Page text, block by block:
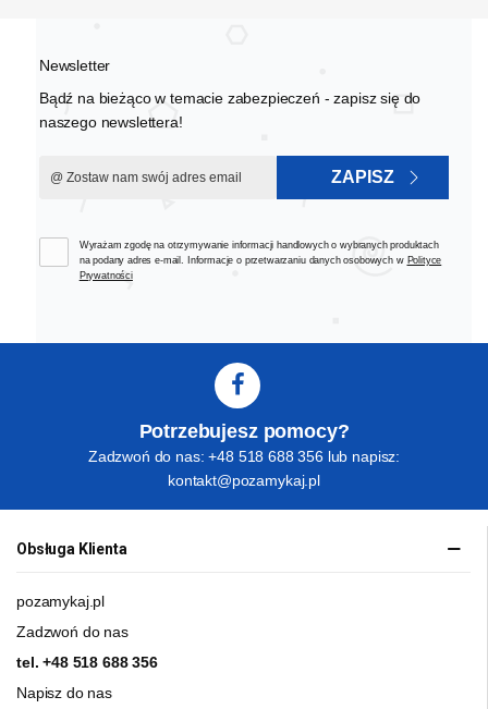
Newsletter
Bądź na bieżąco w temacie zabezpieczeń - zapisz się do
naszego newslettera!
ZAPISZ
Wyrażam zgodę na otrzymywanie informacji handlowych o wybranych produktach
na podany adres e-mail. Informacje o przetwarzaniu danych osobowych w Polityce
Prywatności
Potrzebujesz pomocy?
Zadzwoń do nas: +48 518 688 356 lub napisz:
kontakt@pozamykaj.pl
Obsługa Klienta
pozamykaj.pl
Zadzwoń do nas
tel.+48 518 688 356
Napisz do nas